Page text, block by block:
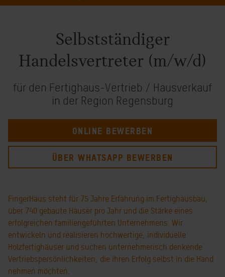
Selbstständiger
Handelsvertreter (m/w/d)
für den Fertighaus-Vertrieb / Hausverkauf
in der Region Regensburg
ONLINE BEWERBEN
ÜBER WHATSAPP BEWERBEN
FingerHaus steht für 75 Jahre Erfahrung im Fertighausbau,
über 740 gebaute Häuser pro Jahr und die Stärke eines
erfolgreichen familiengeführten Unternehmens. Wir
entwickeln und realisieren hochwertige, individuelle
Holzfertighäuser und suchen unternehmerisch denkende
Vertriebspersönlichkeiten, die ihren Erfolg selbst in die Hand
nehmen möchten.